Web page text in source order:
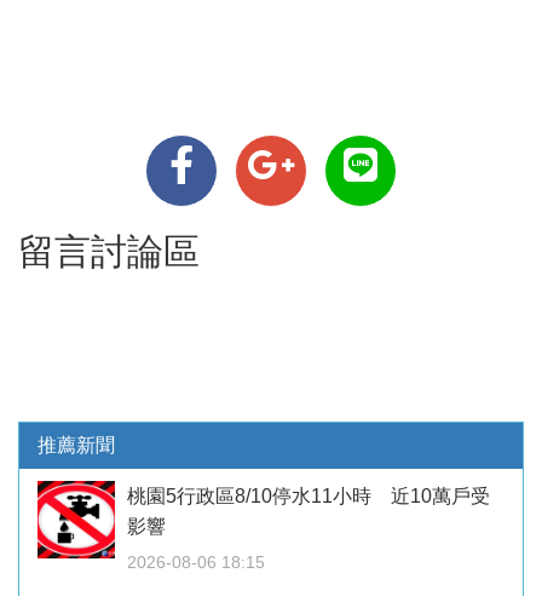
留言討論區
推薦新聞
桃園5行政區8/10停水11小時 近10萬戶受
影響
2026-08-06 18:15